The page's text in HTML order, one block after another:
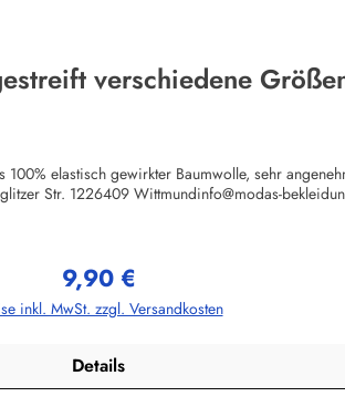
verschiedene
elastisch gewirkter Baumwolle, sehr
Str. 1226409 Wittmundinfo@modas-
Regulärer Preis:
9,90 €
inkl. MwSt. zzgl. Versandkosten
Details